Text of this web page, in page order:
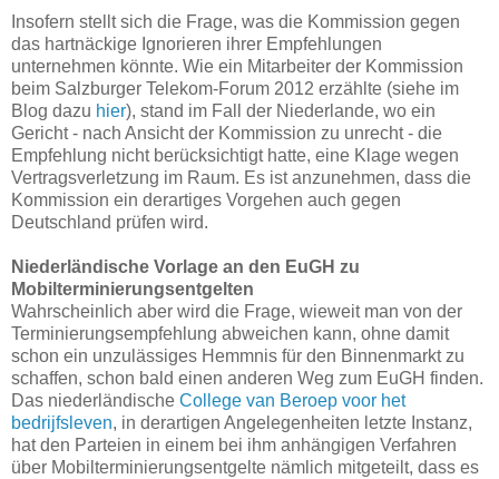
Insofern stellt sich die Frage, was die Kommission gegen
das hartnäckige Ignorieren ihrer Empfehlungen
unternehmen könnte. Wie ein Mitarbeiter der Kommission
beim Salzburger Telekom-Forum 2012 erzählte (siehe im
Blog dazu hier), stand im Fall der Niederlande, wo ein
Gericht - nach Ansicht der Kommission zu unrecht - die
Empfehlung nicht berücksichtigt hatte, eine Klage wegen
Vertragsverletzung im Raum. Es ist anzunehmen, dass die
Kommission ein derartiges Vorgehen auch gegen
Deutschland prüfen wird.
Niederländische Vorlage an den EuGH zu
Mobilterminierungsentgelten
Wahrscheinlich aber wird die Frage, wieweit man von der
Terminierungsempfehlung abweichen kann, ohne damit
schon ein unzulässiges Hemmnis für den Binnenmarkt zu
schaffen, schon bald einen anderen Weg zum EuGH finden.
Das niederländische College van Beroep voor het
bedrijfsleven, in derartigen Angelegenheiten letzte Instanz,
hat den Parteien in einem bei ihm anhängigen Verfahren
über Mobilterminierungsentgelte nämlich mitgeteilt, dass es